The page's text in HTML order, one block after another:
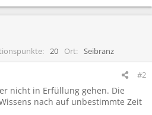
20 Ort Seibranz
#2
nicht in Erfüllung gehen. Die
nach auf unbestimmte Zeit